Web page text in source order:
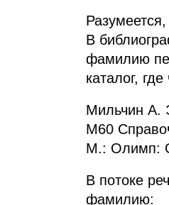
В
фамилию
каталог,
Мильчин А.
М60
М.: Олимп:
В потоке
фамилию: